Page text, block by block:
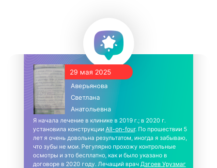
29 мая 2025
Аверьянова
Светлана
Анатольевна
Я начала лечение в клинике в 2019 г.; в 2020 г.
установила конструкции All-on-four. По прошествии 5
лет я очень довольна результатом, иногда я забываю,
что зубы не мои. Регулярно прохожу контрольные
осмотры и это бесплатно, как и было указано в
договоре в 2020 году. Лечащий врач Дзгоев Урузмаг